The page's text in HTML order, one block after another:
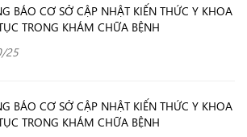
BÁO CƠ SỞ CẬP NHẬT KIẾN THỨC Y KHOA
TRONG KHÁM CHỮA BỆNH
25
BÁO CƠ SỞ CẬP NHẬT KIẾN THỨC Y KHOA
TRONG KHÁM CHỮA BỆNH